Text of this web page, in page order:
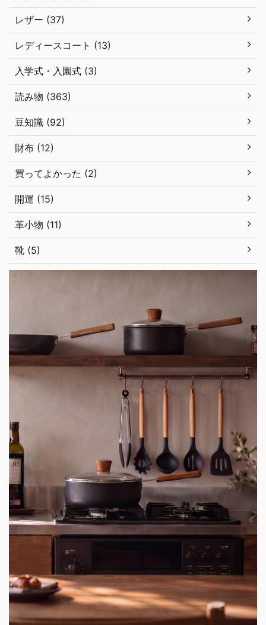
レザー (37)
レディースコート (13)
入学式・入園式 (3)
読み物 (363)
豆知識 (92)
財布 (12)
買ってよかった (2)
開運 (15)
革小物 (11)
靴 (5)